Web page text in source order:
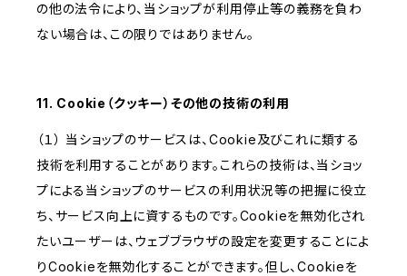
の他の法令により、当ショップが利用停止等の義務を負わ
ない場合は、この限りではありません。
11. Cookie（クッキー）その他の技術の利用
（１） 当ショップのサービスは、Cookie及びこれに類する
技術を利用することがあります。これらの技術は、当ショッ
プによる当ショップのサービスの利用状況等の把握に役立
ち、サービス向上に資するものです。Cookieを無効化され
たいユーザーは、ウェブブラウザの設定を変更することによ
りCookieを無効化することができます。但し、Cookieを